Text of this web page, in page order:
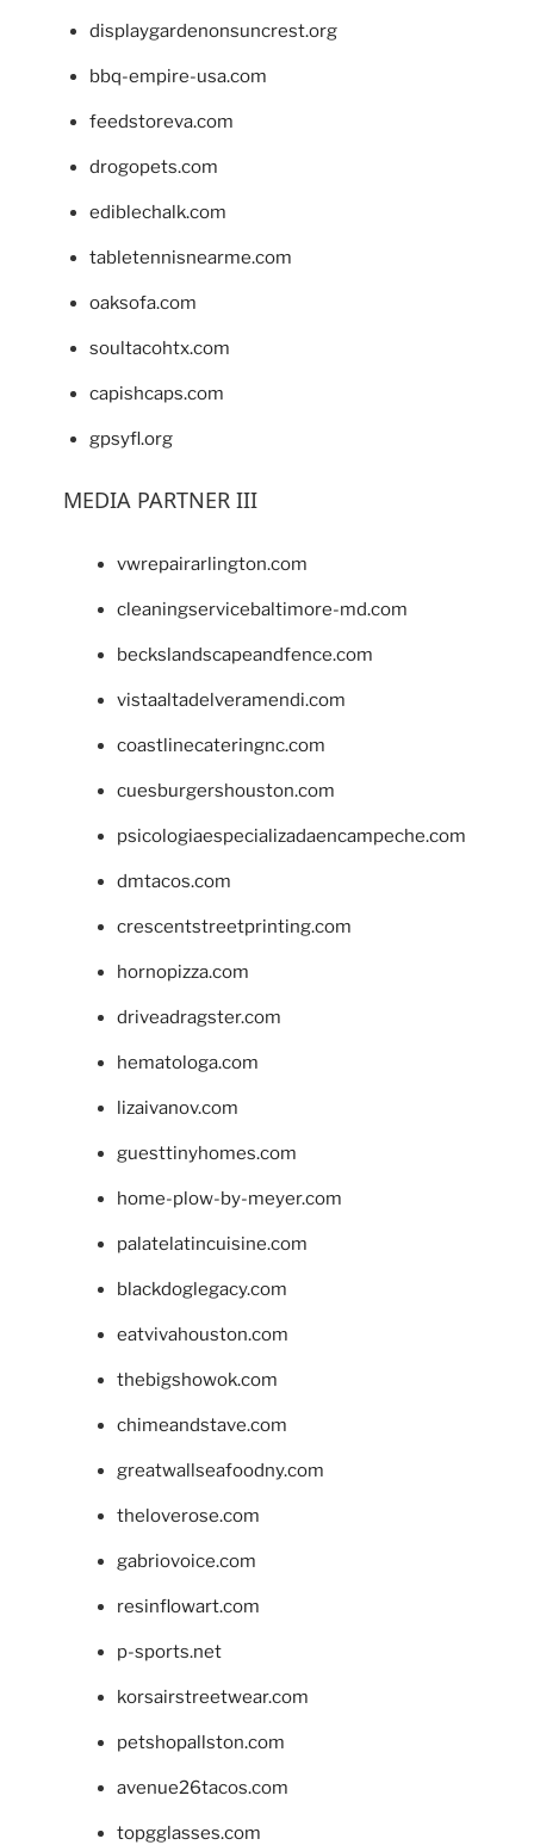
displaygardenonsuncrest.org
bbq-empire-usa.com
feedstoreva.com
drogopets.com
ediblechalk.com
tabletennisnearme.com
oaksofa.com
soultacohtx.com
capishcaps.com
gpsyfl.org
MEDIA PARTNER III
vwrepairarlington.com
cleaningservicebaltimore-md.com
beckslandscapeandfence.com
vistaaltadelveramendi.com
coastlinecateringnc.com
cuesburgershouston.com
psicologiaespecializadaencampeche.com
dmtacos.com
crescentstreetprinting.com
hornopizza.com
driveadragster.com
hematologa.com
lizaivanov.com
guesttinyhomes.com
home-plow-by-meyer.com
palatelatincuisine.com
blackdoglegacy.com
eatvivahouston.com
thebigshowok.com
chimeandstave.com
greatwallseafoodny.com
theloverose.com
gabriovoice.com
resinflowart.com
p-sports.net
korsairstreetwear.com
petshopallston.com
avenue26tacos.com
topgglasses.com